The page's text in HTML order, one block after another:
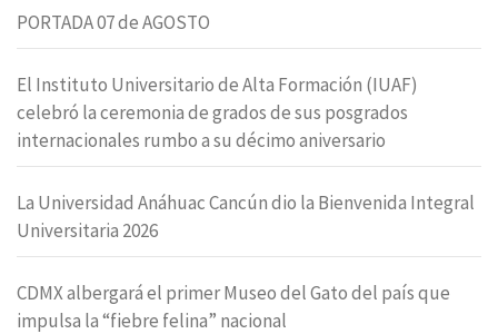
PORTADA 07 de AGOSTO
El Instituto Universitario de Alta Formación (IUAF)
celebró la ceremonia de grados de sus posgrados
internacionales rumbo a su décimo aniversario
La Universidad Anáhuac Cancún dio la Bienvenida Integral
Universitaria 2026
CDMX albergará el primer Museo del Gato del país que
impulsa la “fiebre felina” nacional